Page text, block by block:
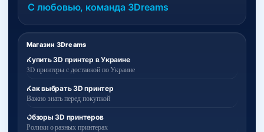
Магазин 3Dreams
Купить 3D принтер в Украине
3D принтеры с доставкой по Украине
Как выбрать 3D принтер
Важно знать перед покупкой
Обзоры 3D принтеров
Ролики о разных принтерах
С любовью, команда 3Dreams